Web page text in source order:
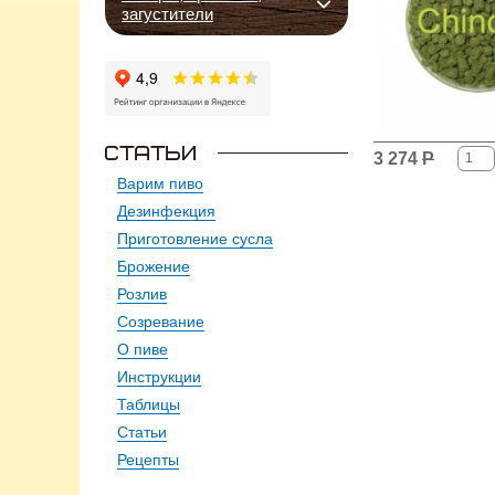
загустители
Варим пиво
Дезинфекция
Приготовление сусла
Брожение
Розлив
Созревание
О пиве
Инструкции
Таблицы
Статьи
Рецепты
3 274 Р